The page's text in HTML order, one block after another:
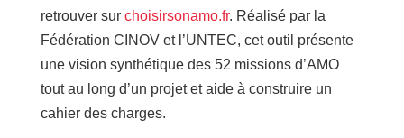
retrouver sur choisirsonamo.fr. Réalisé par la
Fédération CINOV et l’UNTEC, cet outil présente
une vision synthétique des 52 missions d’AMO
tout au long d’un projet et aide à construire un
cahier des charges.